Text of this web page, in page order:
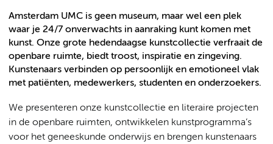
Amsterdam UMC is geen museum, maar wel een plek
waar je 24/7 onverwachts in aanraking kunt komen met
kunst. Onze grote hedendaagse kunstcollectie verfraait de
openbare ruimte, biedt troost, inspiratie en zingeving.
Kunstenaars verbinden op persoonlijk en emotioneel vlak
met patiënten, medewerkers, studenten en onderzoekers.
We presenteren onze kunstcollectie en literaire projecten
in de openbare ruimten, ontwikkelen kunstprogramma’s
voor het geneeskunde onderwijs en brengen kunstenaars